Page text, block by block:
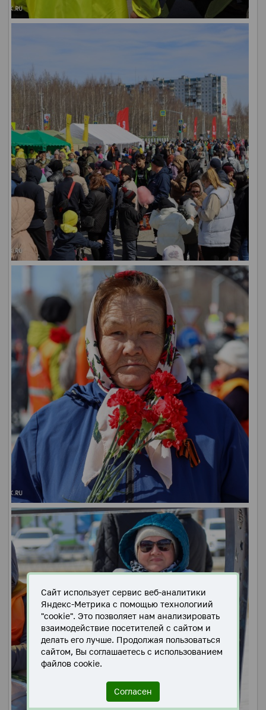
Сайт использует сервис веб-аналитики
Яндекс-Метрика с помощью технологиий
"cookie". Это позволяет нам анализировать
взаимодействие посетителей с сайтом и
делать его лучше. Продолжая пользоваться
сайтом, Вы соглашаетесь с использованием
файлов cookie.
Согласен